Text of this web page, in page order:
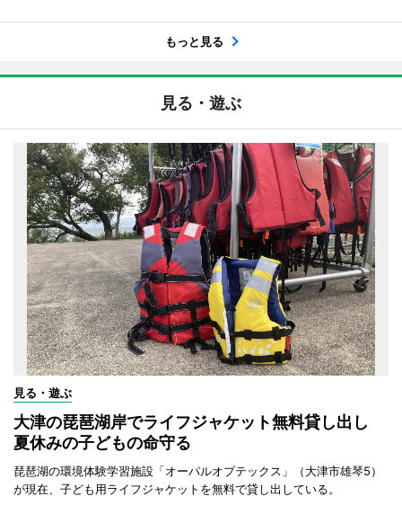
もっと見る
見る・遊ぶ
見る・遊ぶ
大津の琵琶湖岸でライフジャケット無料貸し出し
夏休みの子どもの命守る
琵琶湖の環境体験学習施設「オーパルオプテックス」（大津市雄琴5）
が現在、子ども用ライフジャケットを無料で貸し出している。